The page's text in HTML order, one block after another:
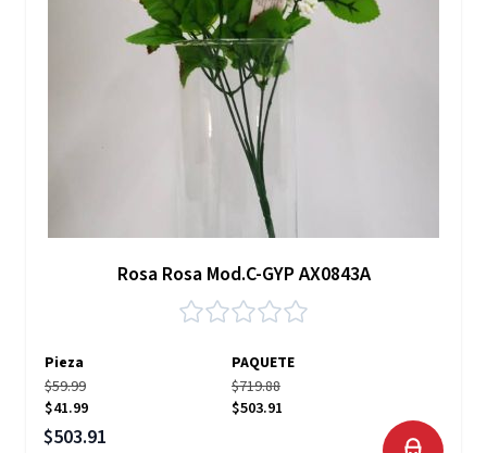
Rosa Rosa Mod.C-GYP AX0843A
Pieza
PAQUETE
$59.99
$41.99
$719.88
$503.91
Precio especial
$503.91